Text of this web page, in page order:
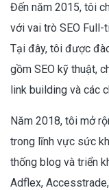
Đến năm 2015, tôi
với vai trò SEO Full-
Tại đây, tôi được
gồm SEO kỹ thuật,
link building và các
Năm 2018, tôi mở
trong lĩnh vực sức
thống blog và triển
Adflex,